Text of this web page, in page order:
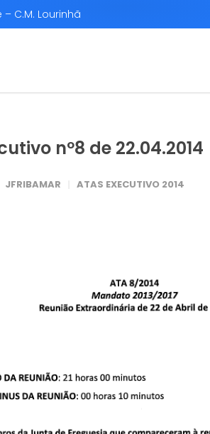
C.M. Lourinhã
nº8 de 22.04.2014
JFRIBAMAR ATAS EXECUTIVO 2014